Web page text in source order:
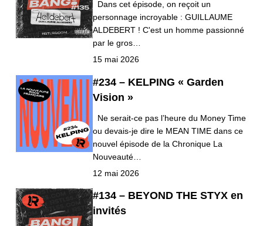
Dans cet épisode, on reçoit un
personnage incroyable : GUILLAUME
ALDEBERT ! C'est un homme passionné
par le gros…
15 mai 2026
#234 – KELPING « Garden
Vision »
Ne serait-ce pas l’heure du Money Time
ou devais-je dire le MEAN TIME dans ce
nouvel épisode de la Chronique La
Nouveauté…
12 mai 2026
#134 – BEYOND THE STYX en
invités